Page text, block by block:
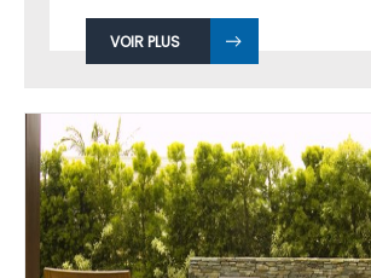
VOIR PLUS